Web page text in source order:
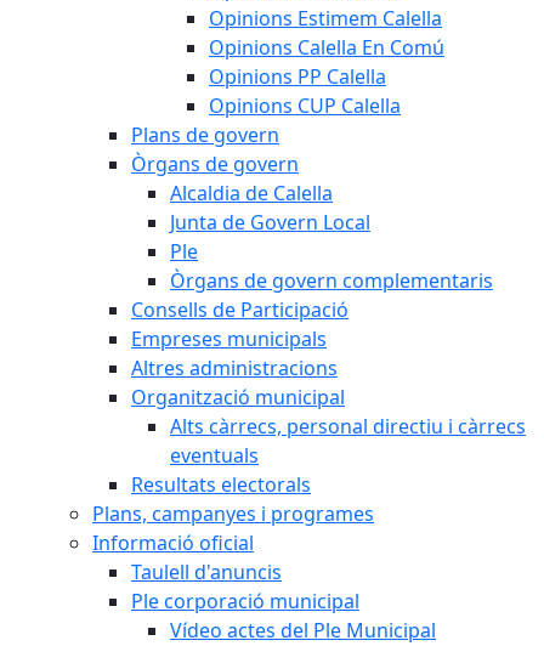
Opinions Estimem Calella
Opinions Calella En Comú
Opinions PP Calella
Opinions CUP Calella
Plans de govern
Òrgans de govern
Alcaldia de Calella
Junta de Govern Local
Ple
Òrgans de govern complementaris
Consells de Participació
Empreses municipals
Altres administracions
Organització municipal
Alts càrrecs, personal directiu i càrrecs
eventuals
Resultats electorals
Plans, campanyes i programes
Informació oficial
Taulell d'anuncis
Ple corporació municipal
Vídeo actes del Ple Municipal